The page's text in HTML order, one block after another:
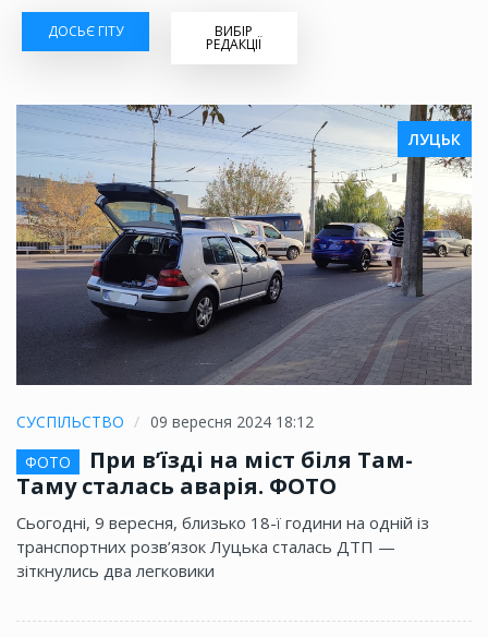
ДОСЬЄ ГІТУ ВИБІР
РЕДАКЦІЇ
ЛУЦЬК
СУСПІЛЬСТВО
09 вересня 2024 18:12
ФОТО
При в’їзді на міст біля Там-
Таму сталась аварія. ФОТО
Сьогодні, 9 вересня, близько 18-ї години на одній із
транспортних розв’язок Луцька сталась ДТП —
зіткнулись два легковики